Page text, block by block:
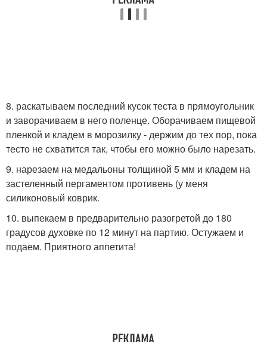
8. раскатываем последний кусок теста в прямоугольник
и заворачиваем в него поленце. Оборачиваем пищевой
пленкой и кладем в морозилку - держим до тех пор, пока
тесто не схватится так, чтобы его можно было нарезать.
9. нарезаем на медальоны толщиной 5 мм и кладем на
застеленный пергаментом противень (у меня
силиконовый коврик.
10. выпекаем в предварительно разогретой до 180
градусов духовке по 12 минут на партию. Остужаем и
подаем. Приятного аппетита!